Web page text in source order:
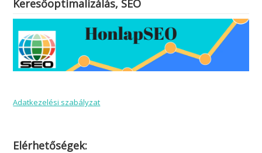
Keresőoptimalizálás, SEO
Adatkezelési szabályzat
Elérhetőségek: